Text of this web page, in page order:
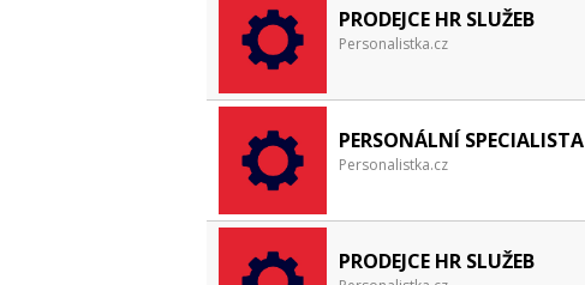
PRODEJCE HR SLUŽEB
Personalistka.cz
PERSONÁLNÍ SPECIALISTA
Personalistka.cz
PRODEJCE HR SLUŽEB